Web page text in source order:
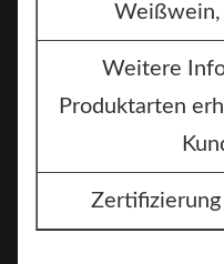
Weitere
Produktarten